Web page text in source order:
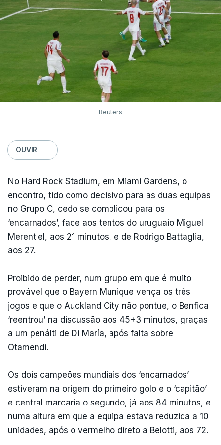
Reuters
OUVIR
No Hard Rock Stadium, em Miami Gardens, o
encontro, tido como decisivo para as duas equipas
no Grupo C, cedo se complicou para os
‘encarnados’, face aos tentos do uruguaio Miguel
Merentiel, aos 21 minutos, e de Rodrigo Battaglia,
aos 27.
Proibido de perder, num grupo em que é muito
provável que o Bayern Munique vença os três
jogos e que o Auckland City não pontue, o Benfica
‘reentrou’ na discussão aos 45+3 minutos, graças
a um penálti de Di María, após falta sobre
Otamendi.
Os dois campeões mundiais dos ‘encarnados’
estiveram na origem do primeiro golo e o ‘capitão’
e central marcaria o segundo, já aos 84 minutos, e
numa altura em que a equipa estava reduzida a 10
unidades, após o vermelho direto a Belotti, aos 72.